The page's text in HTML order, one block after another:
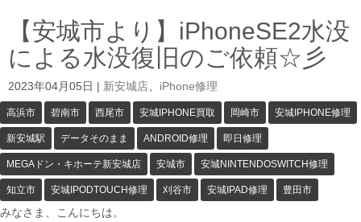
【安城市より】iPhoneSE2水没
による水没復旧のご依頼☆彡
2023年04月05日 新安城店 iPhone修理
高浜市 碧南市 西尾市 安城IPHONE買取 岡崎市 安城IPHONE修理
新安城駅 データそのまま ANDROID修理 即日修理
MEGAドン・キホーテ新安城店 安城市 安城NINTENDOSWITCH修理
知立市 安城IPODTOUCH修理 刈谷市 安城IPAD修理 豊田市
みなさま、こんにちは。